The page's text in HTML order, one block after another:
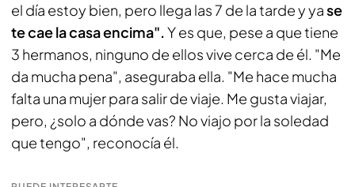
el día estoy bien, pero llega las 7 de la tarde y yase
te cae la casa encima".Y es que, pese a que tiene
3 hermanos, ninguno de ellos vive cerca de él. "Me
da mucha pena", aseguraba ella. "Me hace mucha
falta una mujer para salir de viaje. Me gusta viajar,
pero, ¿solo a dónde vas? No viajo por la soledad
que tengo", reconocía él.